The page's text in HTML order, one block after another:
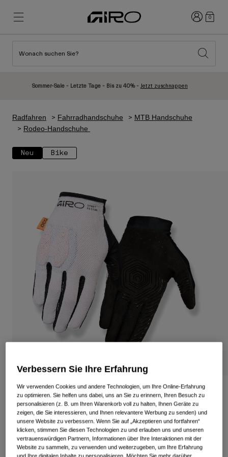
Neuzugänge
Helme
Rennrad Helme
Kinder Fahrradhelme
Rennrad Schuhe
Mountainbike Schuhe
Gravel Schuhe
Alle anzeigen
Bekleidung
Rennrad Bekleidung
Mountainbike Bekleidung
Alle anzeigen
Neuzugänge
Helme
Ski
Alle anzeigen
Schutzbrillen
Snowboard
Mit austauschbaren Gläsern
Damen
Alle anzeigen
Kinder
Helme
Schutzbrillen
Anmelden
0
Wonach suchen Sie?
Sommer-Sale - Letzte Tage - Bis zu 40% - Jetzt zuschnappen
Radfahren Fahrradhandschuhe
MTB Handschuhe
Rodeo-Handschuhe
Neu Bike
Rodeo-Handschuhe
Artikelnr.39064
44,99 €
Verbessern Sie Ihre Erfahrung
Wir verwenden Cookies und andere Technologien, um Ihre Online-Erfahrung
zu optimieren. Sie helfen uns dabei, uns an Sie zu erinnern, Ihren Besuch zu
personalisieren (z. B. um Ihren Warenkorb voll zu halten, Ihnen Geräte zu
zeigen, die Sie interessieren, und Ihnen relevantere Werbung zu senden) und
unsere Website zu verbessern. Wenn Sie auf „Akzeptieren und fortfahren“
klicken, stimmen Sie diesen Technologien zu und erlauben uns und unseren
vertrauenswürdigen Partnern, Informationen über Ihre Interaktionen mit der
Website zu sammeln, zu verwenden und weiterzugeben, um Ihre Erfahrung
und Ihre digitalen Inhalte zu personalisieren. Möchten Sie mehr darüber